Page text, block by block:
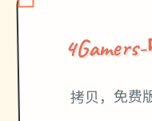
拷贝，免费